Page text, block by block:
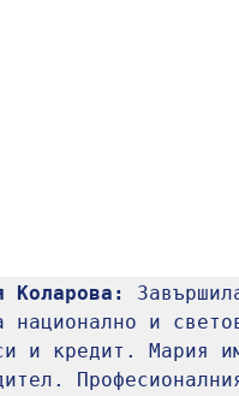
Коларова:
национално и
и кредит. Мария